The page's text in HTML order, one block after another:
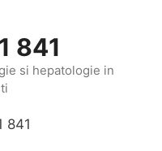
841
si hepatologie in